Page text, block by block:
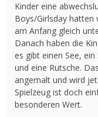
Kinder eine
Boys/Girlsday hatten
am Anfang gleich
Danach haben die
es gibt einen See,
und eine Rutsche.
angemalt und wird
Spielzeug ist doch
besonderen Wert.